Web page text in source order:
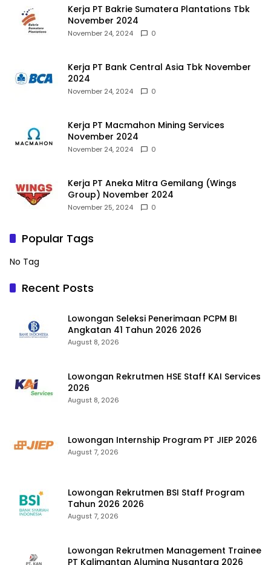
Kerja PT Bakrie Sumatera Plantations Tbk
November 2024
November 24, 2024 0
Kerja PT Bank Central Asia Tbk November
2024
November 24, 2024 0
Kerja PT Macmahon Mining Services
November 2024
November 24, 2024 0
Kerja PT Aneka Mitra Gemilang (Wings
Group) November 2024
November 25, 2024 0
Popular Tags
No Tag
Recent Posts
Lowongan Seleksi Penerimaan PCPM BI
Angkatan 41 Tahun 2026 2026
August 8, 2026
Lowongan Rekrutmen HSE Staff KAI Services
2026
August 8, 2026
Lowongan Internship Program PT JIEP 2026
August 7, 2026
Lowongan Rekrutmen BSI Staff Program
Tahun 2026 2026
August 7, 2026
Lowongan Rekrutmen Management Trainee
PT Kalimantan Alumina Nusantara 2026